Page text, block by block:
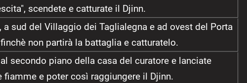
scendete e catturate il Djinn.
a sud del Villaggio dei Taglialegna e ad ovest del Porta
non partirà la battaglia e catturatelo.
secondo piano della casa del curatore e lanciate
fiamme e poter così raggiungere il Djinn.